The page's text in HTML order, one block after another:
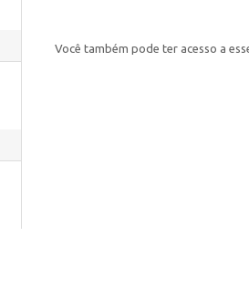
Você também pode ter acesso a